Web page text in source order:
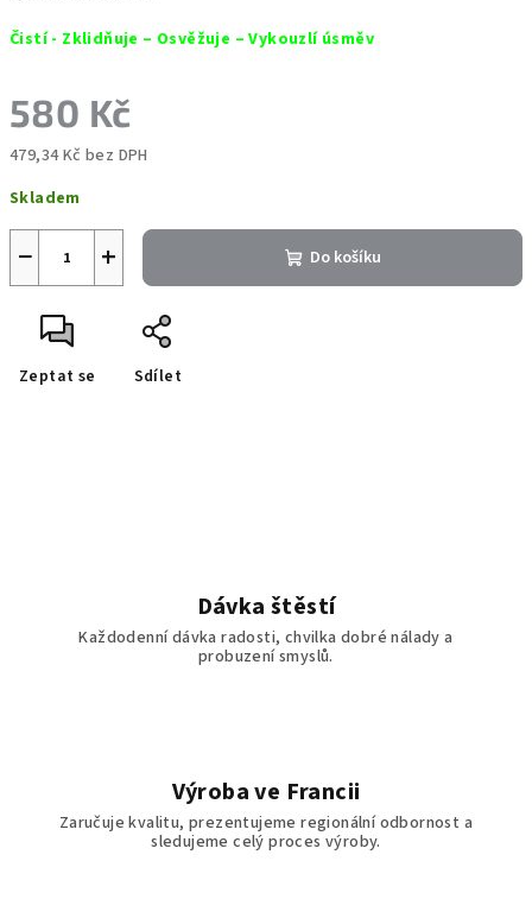
Čistí - Zklidňuje – Osvěžuje – Vykouzlí úsměv
580 Kč
479,34 Kč bez DPH
cena:
Skladem
+
− Do košíku
Zeptat se Sdílet
Dávka štěstí
Každodenní dávka radosti, chvilka dobré nálady a
probuzení smyslů.
Výroba ve Francii
Zaručuje kvalitu, prezentujeme regionální odbornost a
sledujeme celý proces výroby.